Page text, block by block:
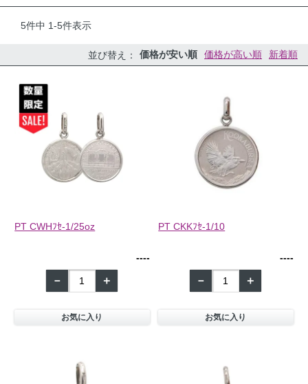
並び替え 価格が安い順 価格が高い順 新着順
5件中 1-5件表示
PT CWHﾌｾ-1/25oz
----
－ ＋
お気に入り
PT CKKﾌｾ-1/10
----
－ ＋
お気に入り